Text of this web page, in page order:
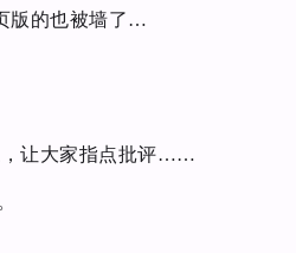
版的也被墙了…
，让大家指点批评……